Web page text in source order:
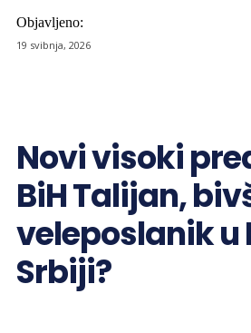
Objavljeno:
19 svibnja, 2026
Novi visoki
BiH Talijan,
veleposlanik u
Srbiji?